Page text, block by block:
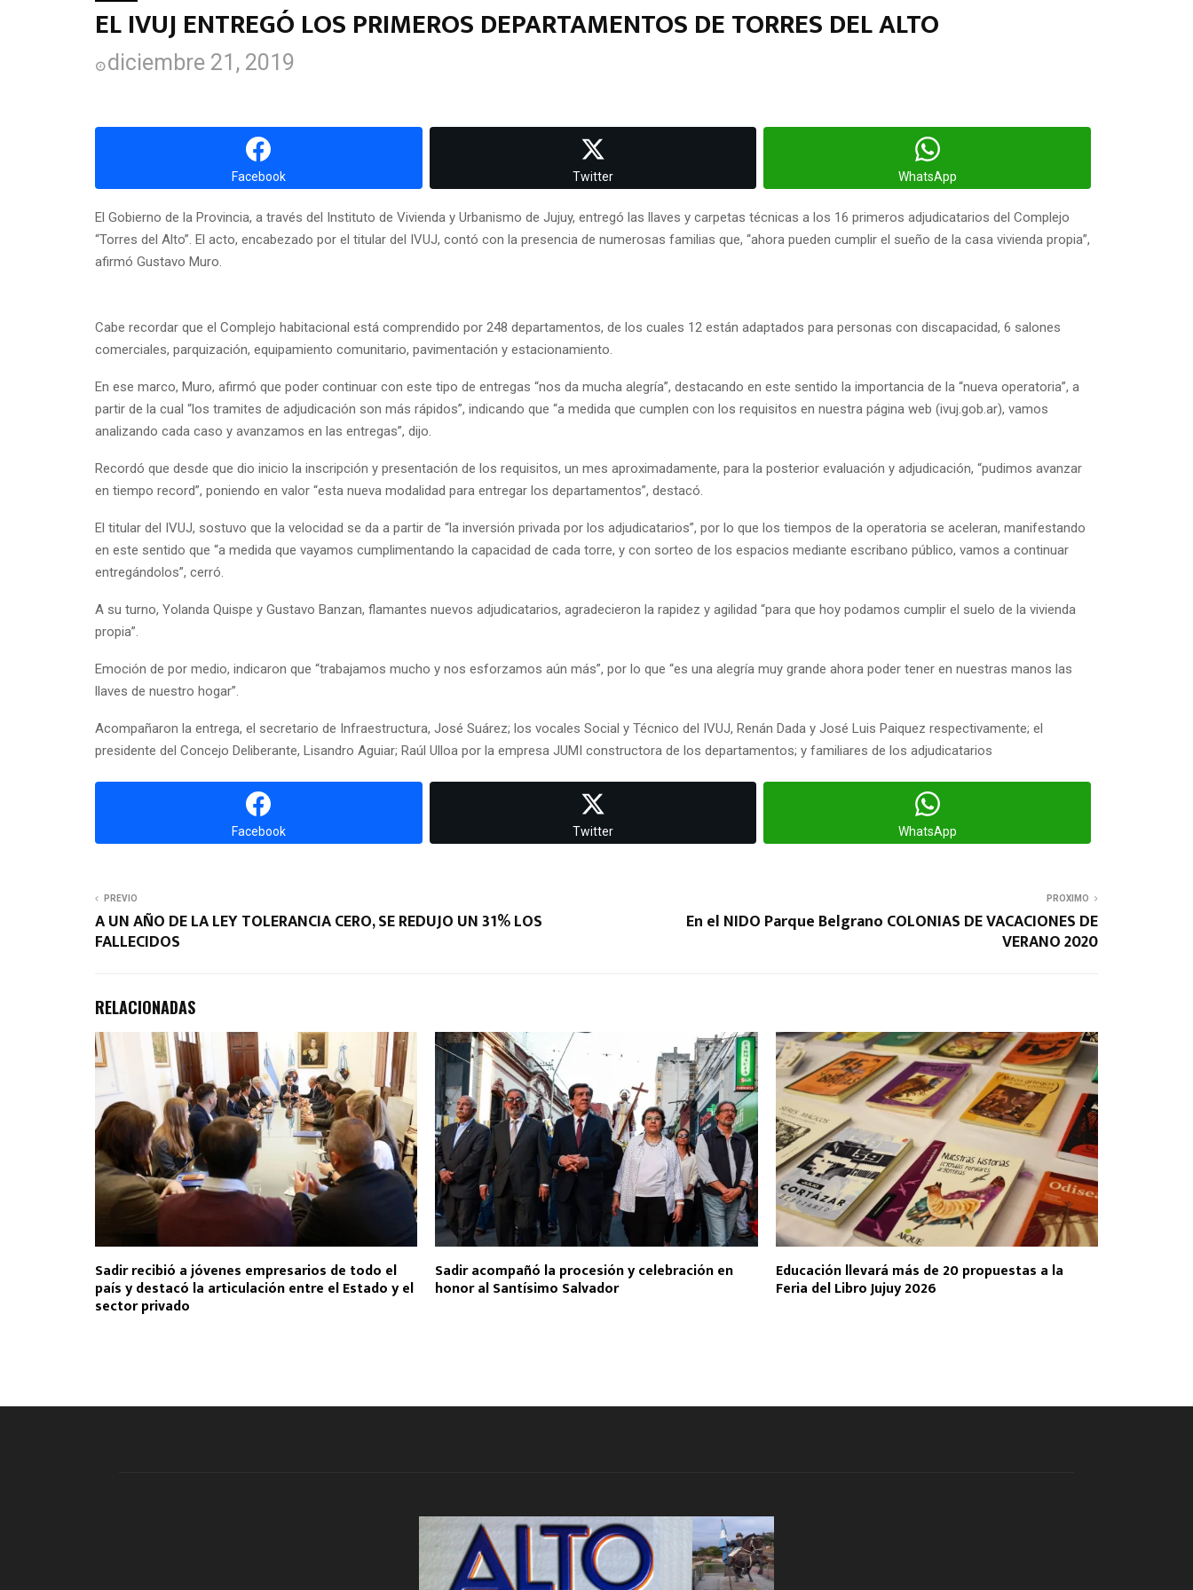
EL IVUJ ENTREGÓ LOS PRIMEROS DEPARTAMENTOS DE TORRES DEL ALTO
diciembre 21, 2019
Facebook Twitter WhatsApp
El Gobierno de la Provincia, a través del Instituto de Vivienda y Urbanismo de Jujuy, entregó las llaves y carpetas técnicas a los 16 primeros adjudicatarios del Complejo
“Torres del Alto”. El acto, encabezado por el titular del IVUJ, contó con la presencia de numerosas familias que, “ahora pueden cumplir el sueño de la casa vivienda propia”,
afirmó Gustavo Muro.
Cabe recordar que el Complejo habitacional está comprendido por 248 departamentos, de los cuales 12 están adaptados para personas con discapacidad, 6 salones
comerciales, parquización, equipamiento comunitario, pavimentación y estacionamiento.
En ese marco, Muro, afirmó que poder continuar con este tipo de entregas “nos da mucha alegría”, destacando en este sentido la importancia de la “nueva operatoria”, a
partir de la cual “los tramites de adjudicación son más rápidos”, indicando que “a medida que cumplen con los requisitos en nuestra página web (ivuj.gob.ar), vamos
analizando cada caso y avanzamos en las entregas”, dijo.
Recordó que desde que dio inicio la inscripción y presentación de los requisitos, un mes aproximadamente, para la posterior evaluación y adjudicación, “pudimos avanzar
en tiempo record”, poniendo en valor “esta nueva modalidad para entregar los departamentos”, destacó.
El titular del IVUJ, sostuvo que la velocidad se da a partir de “la inversión privada por los adjudicatarios”, por lo que los tiempos de la operatoria se aceleran, manifestando
en este sentido que “a medida que vayamos cumplimentando la capacidad de cada torre, y con sorteo de los espacios mediante escribano público, vamos a continuar
entregándolos”, cerró.
A su turno, Yolanda Quispe y Gustavo Banzan, flamantes nuevos adjudicatarios, agradecieron la rapidez y agilidad “para que hoy podamos cumplir el suelo de la vivienda
propia”.
Emoción de por medio, indicaron que “trabajamos mucho y nos esforzamos aún más”, por lo que “es una alegría muy grande ahora poder tener en nuestras manos las
llaves de nuestro hogar”.
Acompañaron la entrega, el secretario de Infraestructura, José Suárez; los vocales Social y Técnico del IVUJ, Renán Dada y José Luis Paiquez respectivamente; el
presidente del Concejo Deliberante, Lisandro Aguiar; Raúl Ulloa por la empresa JUMI constructora de los departamentos; y familiares de los adjudicatarios
Facebook Twitter WhatsApp
PREVIO
A UN AÑO DE LA LEY TOLERANCIA CERO, SE REDUJO UN 31% LOS
FALLECIDOS
PROXIMO
En el NIDO Parque Belgrano COLONIAS DE VACACIONES DE
VERANO 2020
RELACIONADAS
Sadir recibió a jóvenes empresarios de todo el
país y destacó la articulación entre el Estado y el
sector privado
Sadir acompañó la procesión y celebración en
honor al Santísimo Salvador
Educación llevará más de 20 propuestas a la
Feria del Libro Jujuy 2026